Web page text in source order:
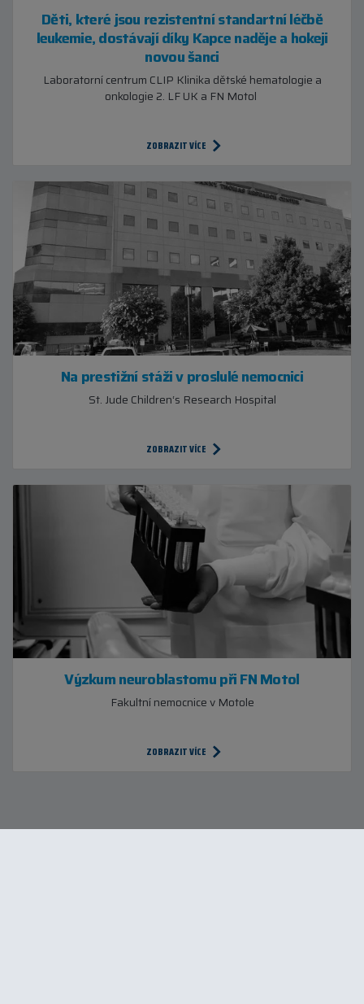
Děti, které jsou rezistentní standartní léčbě
leukemie, dostávají díky Kapce naděje a hokeji
novou šanci
Laboratorní centrum CLIP Klinika dětské hematologie a
onkologie 2. LF UK a FN Motol
ZOBRAZIT VÍCE
Na prestižní stáži v proslulé nemocnici
St. Jude Children‘s Research Hospital
ZOBRAZIT VÍCE
Výzkum neuroblastomu při FN Motol
Fakultní nemocnice v Motole
ZOBRAZIT VÍCE